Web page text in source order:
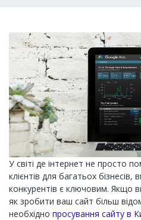
У світі де інтернет не просто
клієнтів для багатьох бізнесів,
конкурентів є ключовим. Якщо
як зробити ваш сайт більш
необхідно просування сайту в